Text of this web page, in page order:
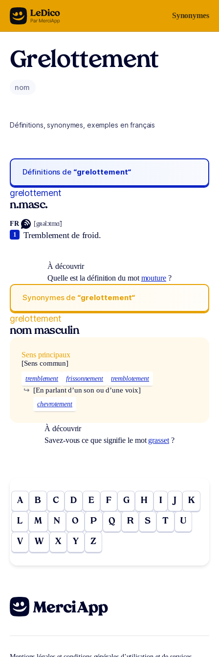
Aller au contenu Synonymes
Grelottement
nom
Définitions, synonymes, exemples en français
Définitions de “grelottement“
grelottement
n.masc.
FR [gʀəlɔtmɑ̃]
Tremblement de froid.
1
À découvrir
Quelle est la définition du mot mouture ?
Synonymes de “grelottement“
grelottement
nom masculin
Sens principaux
[Sens commun]
tremblement frissonnement tremblotement
[En parlant d’un son ou d’une voix]
↪
chevrotement
À découvrir
Savez-vous ce que signifie le mot grasset?
A B C D E F G H I J K
L M N O P Q R S T U
V W X Y Z